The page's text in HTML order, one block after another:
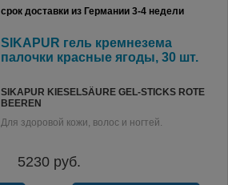
срок доставки из Германии 3-4 недели
SIKAPUR гель кремнезема
палочки красные ягоды, 30 шт.
SIKAPUR KIESELSÄURE GEL-STICKS ROTE
BEEREN
Для здоровой кожи, волос и ногтей.
5230руб.